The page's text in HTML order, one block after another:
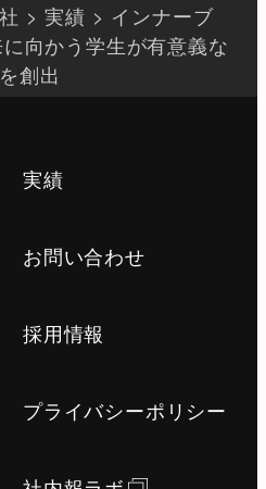
>実績 > インナーブ
向かう学生が有意義な
創出
実績
お問い合わせ
採用情報
プライバシーポリシー